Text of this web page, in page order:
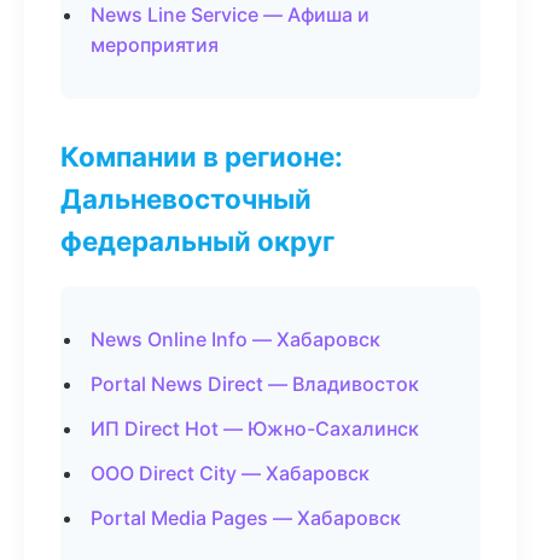
News Line Service — Афиша и
мероприятия
Компании в регионе:
Дальневосточный
федеральный округ
News Online Info — Хабаровск
Portal News Direct — Владивосток
ИП Direct Hot — Южно-Сахалинск
ООО Direct City — Хабаровск
Portal Media Pages — Хабаровск